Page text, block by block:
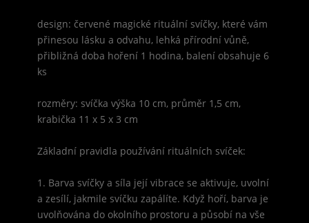
design: červené magické rituální svíčky, které vám
přinesou lásku a odvahu, lehká přírodní vůně,
přibližná doba hoření 1 hodina, balení obsahuje 6
ks
rozměry: svíčka výška 10 cm, průměr 1,5 cm,
krabička 11 x 5 x 3 cm
Základní pravidla používání rituálních svíček:
1. Barva svíčky a síla její vibrace se aktivuje, uvolní
a zesílí, jakmile svíčku zapálíte. Když hoří, barva je
uvolňována do okolního prostoru a působí na vše